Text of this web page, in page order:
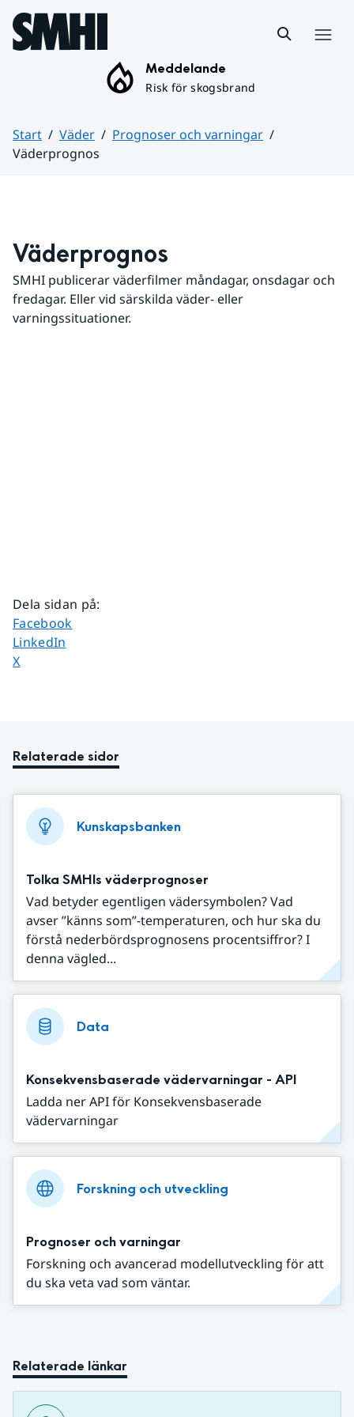
Hoppa till sidans innehåll
Meddelande
Risk för skogsbrand
Start Väder
Prognoser och varningar
Väderprognos
Väderprognos
SMHI publicerar väderfilmer måndagar, onsdagar och
fredagar. Eller vid särskilda väder- eller
varningssituationer.
Dela sidan på:
Dela sidan på
Facebook
Dela sidan på
LinkedIn
Dela sidan på
X
Relaterade sidor
Kunskapsbanken
Tolka SMHIs väderprognoser
Vad betyder egentligen vädersymbolen? Vad
avser ”känns som”-temperaturen, och hur ska du
förstå nederbördsprognosens procentsiffror? I
denna vägled...
Data
Konsekvensbaserade vädervarningar - API
Ladda ner API för Konsekvensbaserade
vädervarningar
Forskning och utveckling
Prognoser och varningar
Forskning och avancerad modellutveckling för att
du ska veta vad som väntar.
Relaterade länkar